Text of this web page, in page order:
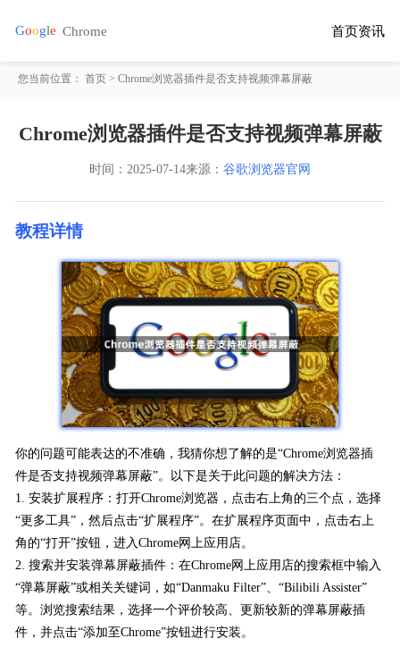
首页资讯
您当前位置：首页 > Chrome浏览器插件是否支持视频弹幕屏蔽
Chrome浏览器插件是否支持视频弹幕屏蔽
时间： 2025-07-14来源： 谷歌浏览器官网
教程详情
你的问题可能表达的不准确，我猜你想了解的是“Chrome浏览器插
件是否支持视频弹幕屏蔽”。以下是关于此问题的解决方法：
1. 安装扩展程序：打开Chrome浏览器，点击右上角的三个点，选择
“更多工具”，然后点击“扩展程序”。在扩展程序页面中，点击右上
角的“打开”按钮，进入Chrome网上应用店。
2. 搜索并安装弹幕屏蔽插件：在Chrome网上应用店的搜索框中输入
“弹幕屏蔽”或相关关键词，如“Danmaku Filter”、“Bilibili Assister”
等。浏览搜索结果，选择一个评价较高、更新较新的弹幕屏蔽插
件，并点击“添加至Chrome”按钮进行安装。